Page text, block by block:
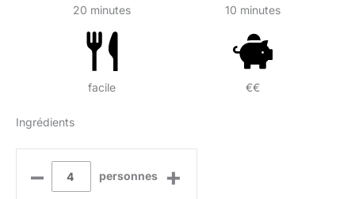
20 minutes 10 minutes
facile €€
Ingrédients
– personnes +